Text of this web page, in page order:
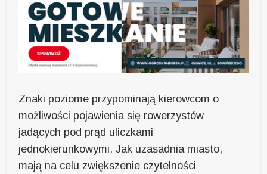
Znaki poziome przypominają kierowcom o
możliwości pojawienia się rowerzystów
jadących pod prąd uliczkami
jednokierunkowymi. Jak uzasadnia miasto,
mają na celu zwiększenie czytelności